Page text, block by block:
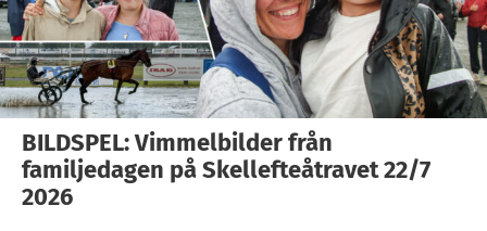
BILDSPEL: Vimmelbilder från
familjedagen på Skellefteåtravet 22/7
2026